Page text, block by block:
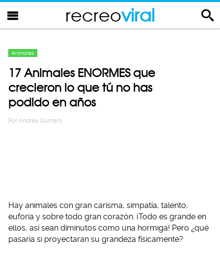
recreoviral
Animales
17 Animales ENORMES que
crecieron lo que tú no has
podido en años
Por Andrea Gamero
Hay animales con gran carisma, simpatía, talento,
euforia y sobre todo gran corazón. ¡Todo es grande en
ellos, así sean diminutos como una hormiga! Pero ¿qué
pasaría si proyectaran su grandeza físicamente?